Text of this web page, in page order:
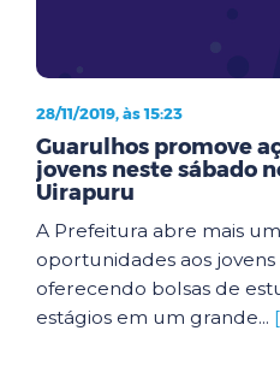
28/11/2019, às 15:23
Guarulhos promove
jovens neste sábado
Uirapuru
A Prefeitura abre mais
oportunidades aos
oferecendo bolsas de
estágios em um grande...